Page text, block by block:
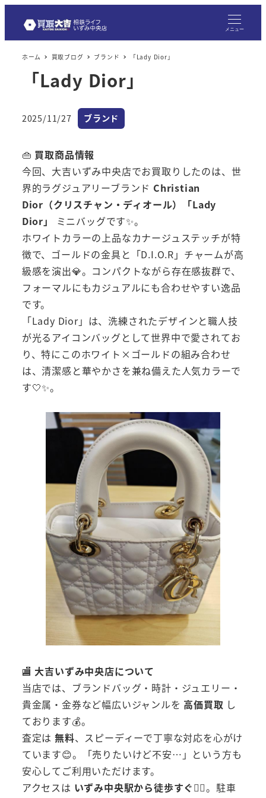
メニュー
ホーム 買取ブログ ブランド 「Lady Dior」
「Lady Dior」
投稿日
2025/11/27 カテゴリー
ブランド
👜 買取商品情報
今回、大吉いずみ中央店でお買取りしたのは、世
界的ラグジュアリーブランド Christian
Dior（クリスチャン・ディオール）「Lady
Dior」
ミニバッグです✨。
ホワイトカラーの上品なカナージュステッチが特
徴で、ゴールドの金具と「D.I.O.R」チャームが高
級感を演出💎。コンパクトながら存在感抜群で、
フォーマルにもカジュアルにも合わせやすい逸品
です。
「Lady Dior」は、洗練されたデザインと職人技
が光るアイコンバッグとして世界中で愛されてお
り、特にこのホワイト×ゴールドの組み合わせ
は、清潔感と華やかさを兼ね備えた人気カラーで
す🤍✨。
🏬 大吉いずみ中央店について
当店では、ブランドバッグ・時計・ジュエリー・
貴金属・金券など幅広いジャンルを 高価買取 し
ております💰。
査定は 無料、スピーディーで丁寧な対応を心がけ
ています😊。「売りたいけど不安…」という方も
安心してご利用いただけます。
アクセスは いずみ中央駅から徒歩すぐ🚶‍♀️。駐車